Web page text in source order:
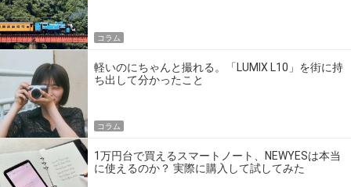
コラム
軽いのにちゃんと撮れる。「LUMIX L10」を街に持
ち出して分かったこと
コラム
1万円台で買えるスマートノート、NEWYESは本当
に使えるのか？ 実際に購入して試してみた